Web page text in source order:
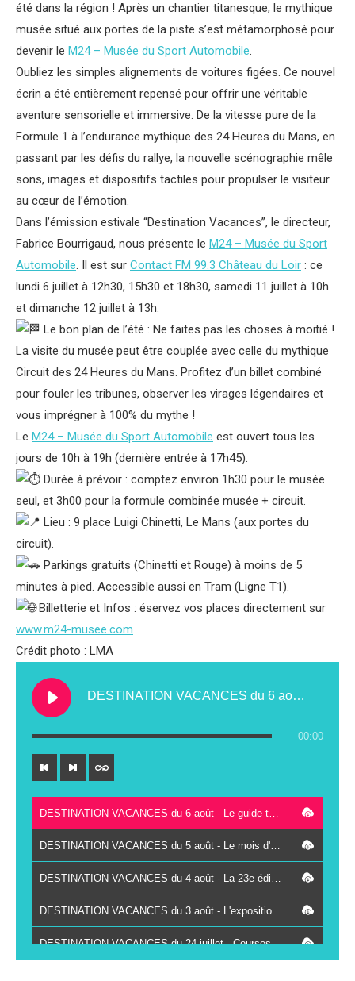
été dans la région ! Après un chantier titanesque, le mythique
musée situé aux portes de la piste s’est métamorphosé pour
devenir le M24 – Musée du Sport Automobile.
Oubliez les simples alignements de voitures figées. Ce nouvel
écrin a été entièrement repensé pour offrir une véritable
aventure sensorielle et immersive. De la vitesse pure de la
Formule 1 à l’endurance mythique des 24 Heures du Mans, en
passant par les défis du rallye, la nouvelle scénographie mêle
sons, images et dispositifs tactiles pour propulser le visiteur
au cœur de l’émotion.
Dans l’émission estivale “Destination Vacances”, le directeur,
Fabrice Bourrigaud, nous présente le M24 – Musée du Sport
Automobile. Il est sur Contact FM 99.3 Château du Loir : ce
lundi 6 juillet à 12h30, 15h30 et 18h30, samedi 11 juillet à 10h
et dimanche 12 juillet à 13h.
Le bon plan de l’été : Ne faites pas les choses à moitié !
La visite du musée peut être couplée avec celle du mythique
Circuit des 24 Heures du Mans. Profitez d’un billet combiné
pour fouler les tribunes, observer les virages légendaires et
vous imprégner à 100% du mythe !
Le M24 – Musée du Sport Automobile est ouvert tous les
jours de 10h à 19h (dernière entrée à 17h45).
Durée à prévoir : comptez environ 1h30 pour le musée
seul, et 3h00 pour la formule combinée musée + circuit.
Lieu : 9 place Luigi Chinetti, Le Mans (aux portes du
circuit).
Parkings gratuits (Chinetti et Rouge) à moins de 5
minutes à pied. Accessible aussi en Tram (Ligne T1).
Billetterie et Infos : éservez vos places directement sur
www.m24-musee.com
Crédit photo : LMA
DESTINATION VACANCES du 6 août - Le guide touristique de la communauté de communes Gatine Racan
00:00
DESTINATION VACANCES du 24 juillet - Courses hippiques de Château-du-Loir : les coulisses de la 119e édition